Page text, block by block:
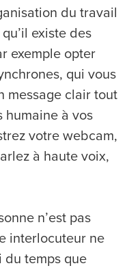
du travail
existe des
exemple opter
qui vous
message clair tout
humaine à vos
votre webcam,
à haute voix,
n’est pas
interlocuteur ne
du temps que